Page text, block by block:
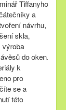
Tiffanyho
a
návrhu,
skla,
výroba
do oken.
k
pro
se a
této